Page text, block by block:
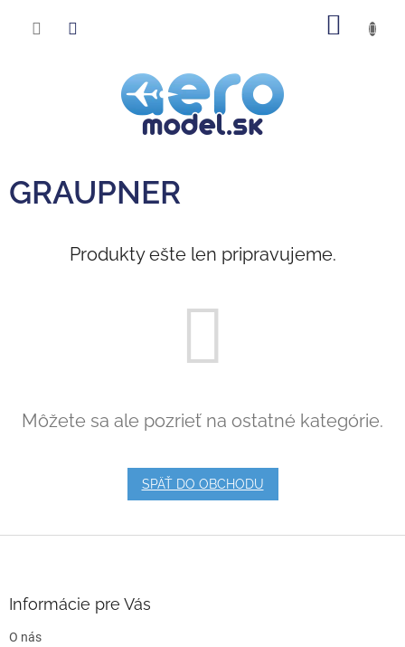
GRAUPNER
Produkty ešte len pripravujeme.
Môžete sa ale pozrieť na ostatné kategórie.
SPÄŤ DO OBCHODU
Informácie pre Vás
O nás